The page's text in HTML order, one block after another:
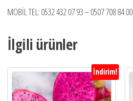
MOBİL TEL: 0532 432 07 93 – 0507 708 84 00
İlgili ürünler
İndirim!